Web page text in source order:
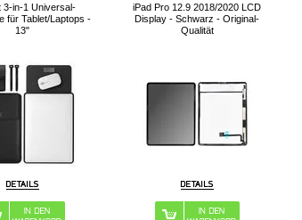
3-in-1 Universal-
für Tablet/Laptops -
13"
iPad Pro 12.9 2018/2020 LCD
Display - Schwarz - Original-
Qualität